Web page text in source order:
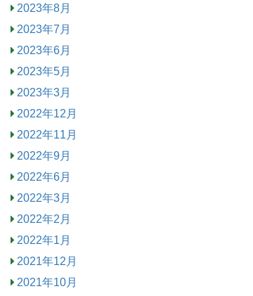
2023年8月
2023年7月
2023年6月
2023年5月
2023年3月
2022年12月
2022年11月
2022年9月
2022年6月
2022年3月
2022年2月
2022年1月
2021年12月
2021年10月